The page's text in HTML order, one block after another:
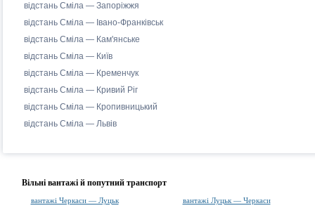
відстань Сміла — Запоріжжя
відстань Сміла — Івано-Франківськ
відстань Сміла — Кам'янське
відстань Сміла — Київ
відстань Сміла — Кременчук
відстань Сміла — Кривий Ріг
відстань Сміла — Кропивницький
відстань Сміла — Львів
Вільні вантажі й попутний транспорт
вантажі Черкаси — Луцьк
вантажі Луцьк — Черкаси